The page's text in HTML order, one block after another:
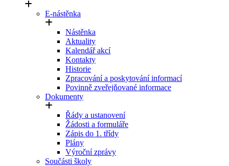
E-nástěnka
Nástěnka
Aktuality
Kalendář akcí
Kontakty
Historie
Zpracování a poskytování informací
Povinně zveřejňované informace
Dokumenty
Řády a ustanovení
Žádosti a formuláře
Zápis do 1. třídy
Plány
Výroční zprávy
Součásti školy